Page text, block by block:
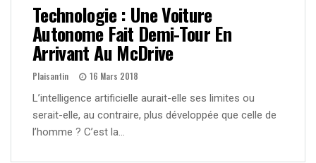
Technologie : Une Voiture
Autonome Fait Demi-Tour En
Arrivant Au McDrive
Plaisantin 16 Mars 2018
L’intelligence artificielle aurait-elle ses limites ou
serait-elle, au contraire, plus développée que celle de
l’homme ? C’est la…